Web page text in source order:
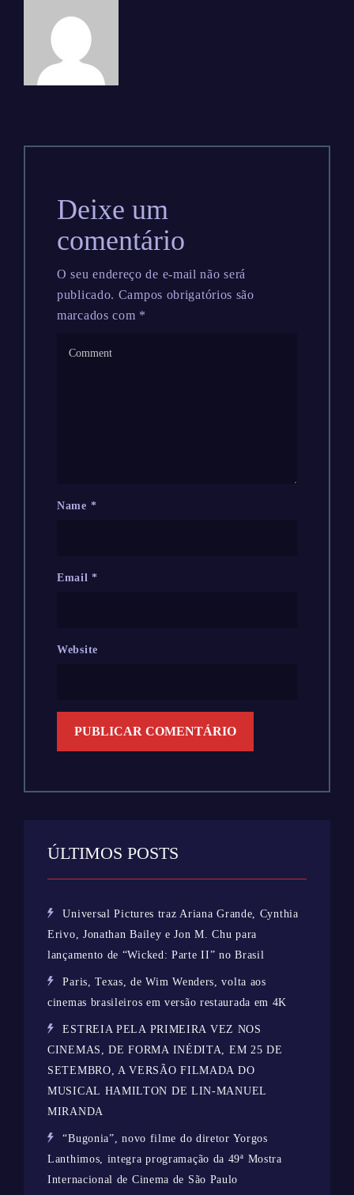
Deixe um
comentário
O seu endereço de e-mail não será
publicado. Campos obrigatórios são
marcados com *
Name *
Email*
Website
ÚLTIMOS POSTS
Universal Pictures traz Ariana Grande, Cynthia
Erivo, Jonathan Bailey e Jon M. Chu para
lançamento de “Wicked: Parte II” no Brasil
Paris, Texas, de Wim Wenders, volta aos
cinemas brasileiros em versão restaurada em 4K
ESTREIA PELA PRIMEIRA VEZ NOS
CINEMAS, DE FORMA INÉDITA, EM 25 DE
SETEMBRO, A VERSÃO FILMADA DO
MUSICAL HAMILTON DE LIN-MANUEL
MIRANDA
“Bugonia”, novo filme do diretor Yorgos
Lanthimos, integra programação da 49ª Mostra
Internacional de Cinema de São Paulo